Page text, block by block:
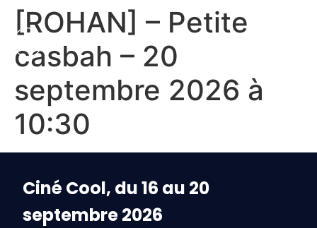
[ROHAN] – Petite
casbah – 20
septembre 2026 à
10:30
Ciné Cool, du 16 au 20
septembre 2026